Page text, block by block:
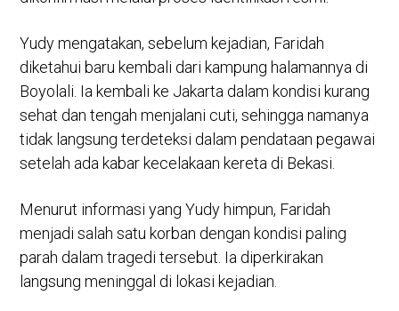
Yudy mengatakan, sebelum kejadian, Faridah
diketahui baru kembali dari kampung halamannya di
Boyolali. Ia kembali ke Jakarta dalam kondisi kurang
sehat dan tengah menjalani cuti, sehingga namanya
tidak langsung terdeteksi dalam pendataan pegawai
setelah ada kabar kecelakaan kereta di Bekasi.
Menurut informasi yang Yudy himpun, Faridah
menjadi salah satu korban dengan kondisi paling
parah dalam tragedi tersebut. Ia diperkirakan
langsung meninggal di lokasi kejadian.